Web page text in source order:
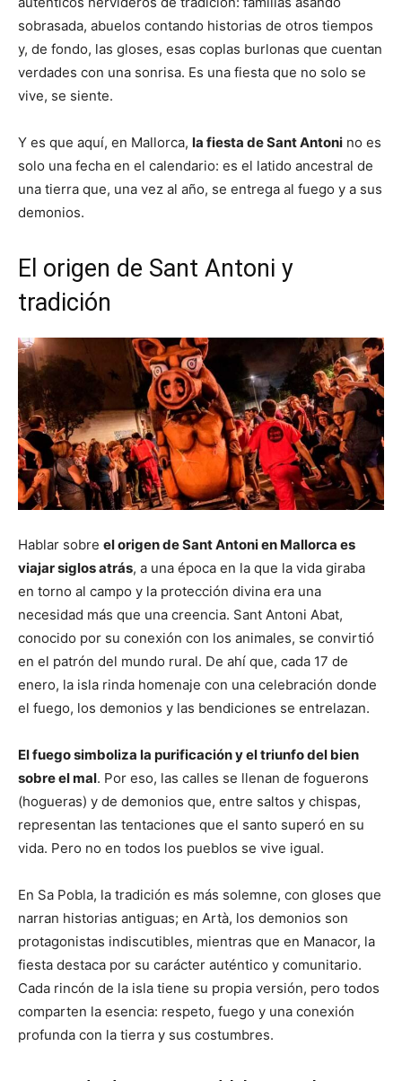
sobrasada, abuelos contando historias de otros tiempos
y, de fondo, las gloses, esas coplas burlonas que cuentan
verdades con una sonrisa. Es una fiesta que no solo se
vive, se siente.
Y es que aquí, en Mallorca, la fiesta de Sant Antoni no es
solo una fecha en el calendario: es el latido ancestral de
una tierra que, una vez al año, se entrega al fuego y a sus
demonios.
El origen de Sant Antoni y
tradición
Hablar sobre el origen de Sant Antoni en Mallorca es
viajar siglos atrás, a una época en la que la vida giraba
en torno al campo y la protección divina era una
necesidad más que una creencia. Sant Antoni Abat,
conocido por su conexión con los animales, se convirtió
en el patrón del mundo rural. De ahí que, cada 17 de
enero, la isla rinda homenaje con una celebración donde
el fuego, los demonios y las bendiciones se entrelazan.
El fuego simboliza la purificación y el triunfo del bien
sobre el mal. Por eso, las calles se llenan de foguerons
(hogueras) y de demonios que, entre saltos y chispas,
representan las tentaciones que el santo superó en su
vida. Pero no en todos los pueblos se vive igual.
En Sa Pobla, la tradición es más solemne, con gloses que
narran historias antiguas; en Artà, los demonios son
protagonistas indiscutibles, mientras que en Manacor, la
fiesta destaca por su carácter auténtico y comunitario.
Cada rincón de la isla tiene su propia versión, pero todos
comparten la esencia: respeto, fuego y una conexión
profunda con la tierra y sus costumbres.